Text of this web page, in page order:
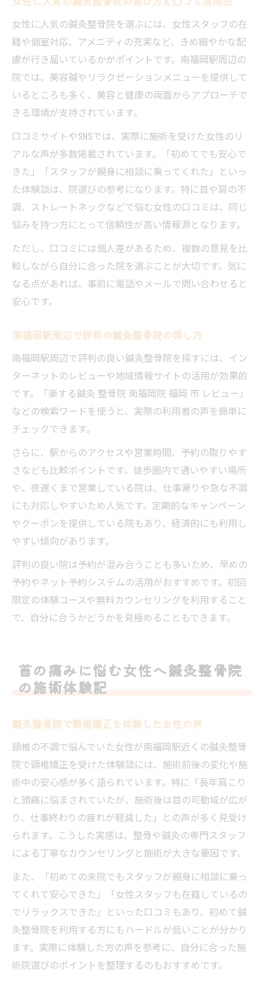
女性に人気の鍼灸整骨院を選ぶには、女性スタッフの在
籍や個室対応、アメニティの充実など、きめ細やかな配
慮が行き届いているかがポイントです。南福岡駅周辺の
院では、美容鍼やリラクゼーションメニューを提供して
いるところも多く、美容と健康の両面からアプローチで
きる環境が支持されています。
口コミサイトやSNSでは、実際に施術を受けた女性のリ
アルな声が多数掲載されています。「初めてでも安心で
きた」「スタッフが親身に相談に乗ってくれた」といっ
た体験談は、院選びの参考になります。特に首や肩の不
調、ストレートネックなどで悩む女性の口コミは、同じ
悩みを持つ方にとって信頼性が高い情報源となります。
ただし、口コミには個人差があるため、複数の意見を比
較しながら自分に合った院を選ぶことが大切です。気に
なる点があれば、事前に電話やメールで問い合わせると
安心です。
南福岡駅周辺で評判の鍼灸整骨院の探し方
南福岡駅周辺で評判の良い鍼灸整骨院を探すには、イン
ターネットのレビューや地域情報サイトの活用が効果的
です。「楽する鍼灸 整骨院 南福岡院 福岡 市 レビュー」
などの検索ワードを使うと、実際の利用者の声を簡単に
チェックできます。
さらに、駅からのアクセスや営業時間、予約の取りやす
さなども比較ポイントです。徒歩圏内で通いやすい場所
や、夜遅くまで営業している院は、仕事帰りや急な不調
にも対応しやすいため人気です。定期的なキャンペーン
やクーポンを提供している院もあり、経済的にも利用し
やすい傾向があります。
評判の良い院は予約が混み合うことも多いため、早めの
予約やネット予約システムの活用がおすすめです。初回
限定の体験コースや無料カウンセリングを利用すること
で、自分に合うかどうかを見極めることもできます。
首の痛みに悩む女性へ鍼灸整骨院
の施術体験記
鍼灸整骨院で頸椎矯正を体験した女性の声
頸椎の不調で悩んでいた女性が南福岡駅近くの鍼灸整骨
院で頸椎矯正を受けた体験談には、施術前後の変化や施
術中の安心感が多く語られています。特に「長年肩こり
と頭痛に悩まされていたが、施術後は首の可動域が広が
り、仕事終わりの疲れが軽減した」との声が多く見受け
られます。こうした実感は、整骨や鍼灸の専門スタッフ
による丁寧なカウンセリングと施術が大きな要因です。
また、「初めての来院でもスタッフが親身に相談に乗っ
てくれて安心できた」「女性スタッフも在籍しているの
でリラックスできた」といった口コミもあり、初めて鍼
灸整骨院を利用する方にもハードルが低いことが分かり
ます。実際に体験した方の声を参考に、自分に合った施
術院選びのポイントを整理するのもおすすめです。